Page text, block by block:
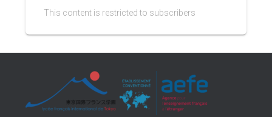
This content is restricted to subscribers